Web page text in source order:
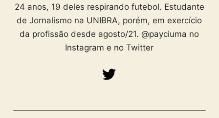
24 anos, 19 deles respirando futebol. Estudante
de Jornalismo na UNIBRA, porém, em exercício
da profissão desde agosto/21. @payciuma no
Instagram e no Twitter